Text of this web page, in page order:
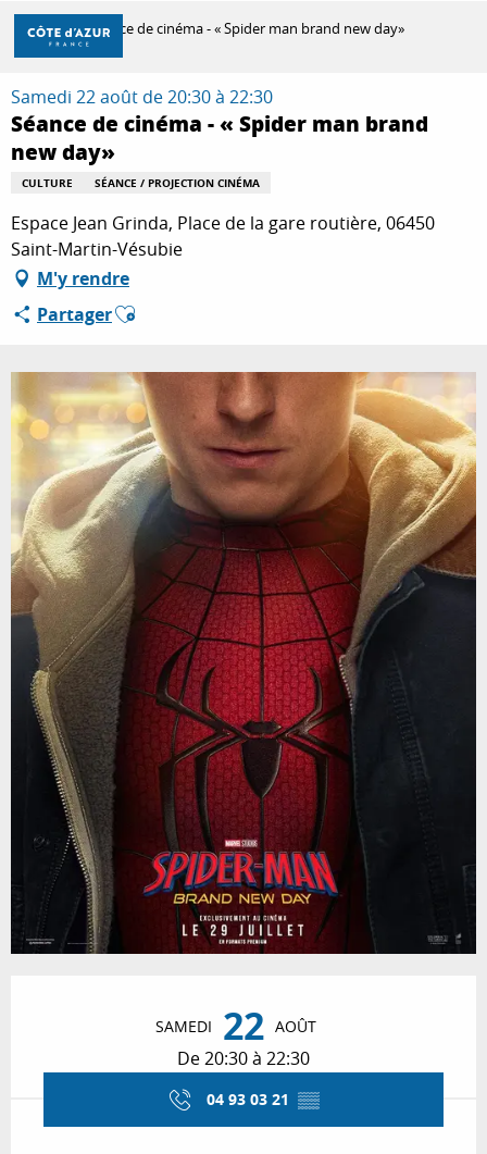
Aller
contenu
principal
DÉCOUVRIR
À FAIRE
SÉJOURNER
Accueil Séance de cinéma - « Spider man brand new day»
Samedi 22 août de 20:30 à 22:30
Séance de cinéma - « Spider man brand
new day»
CULTURE SÉANCE / PROJECTION CINÉMA
Espace Jean Grinda, Place de la gare routière, 06450
Saint-Martin-Vésubie
M'y rendre
PartagerAjouter aux favoris
SAMEDI 22 AOÛT
De 20:30 à 22:30
04 93 03 21 ▒▒